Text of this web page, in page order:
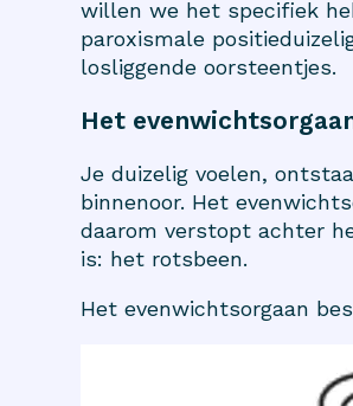
willen we het specifiek
paroxismale
losliggende oorsteentjes.
Het
Je duizelig voelen,
binnenoor. Het
daarom verstopt achter
is: het rotsbeen.
Het evenwichtsorgaan